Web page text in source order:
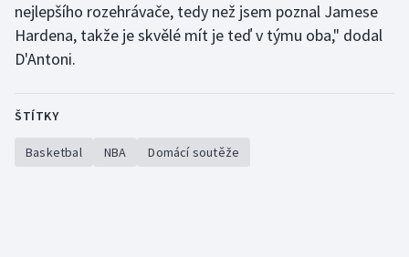
nejlepšího rozehrávače, tedy než jsem poznal Jamese
Hardena, takže je skvělé mít je teď v týmu oba," dodal
D'Antoni.
ŠTÍTKY
Basketbal NBA Domácí soutěže